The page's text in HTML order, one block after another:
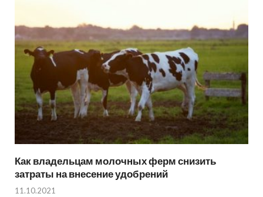
Как владельцам молочных ферм снизить
затраты на внесение удобрений
11.10.2021